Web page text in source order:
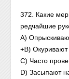
372. Какие
редчайшие
А)
+В) Окуривают
С) Часто
D) Засыпают